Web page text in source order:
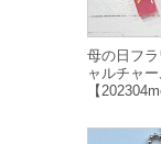
母の日フ
ャルチャー
【